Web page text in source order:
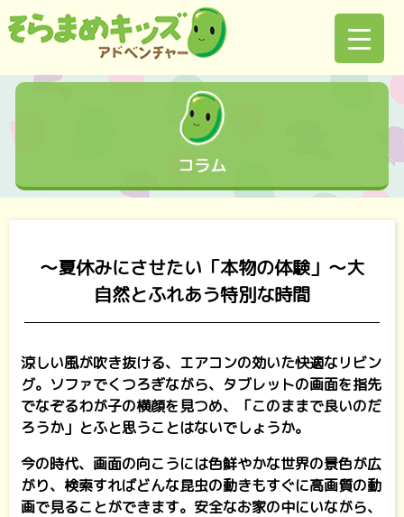
コラム
～夏休みにさせたい「本物の体験」～大
自然とふれあう特別な時間
涼しい風が吹き抜ける、エアコンの効いた快適なリビン
グ。ソファでくつろぎながら、タブレットの画面を指先
でなぞるわが子の横顔を見つめ、「このままで良いのだ
ろうか」とふと思うことはないでしょうか。
今の時代、画面の向こうには色鮮やかな世界の景色が広
がり、検索すればどんな昆虫の動きもすぐに高画質の動
画で見ることができます。安全なお家の中にいながら、